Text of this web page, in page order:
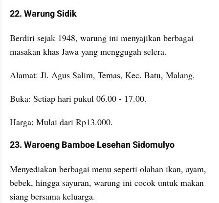
22. Warung Sidik
Berdiri sejak 1948, warung ini menyajikan berbagai
masakan khas Jawa yang menggugah selera.
Alamat: Jl. Agus Salim, Temas, Kec. Batu, Malang.
Buka: Setiap hari pukul 06.00 - 17.00.
Harga: Mulai dari Rp13.000.
23. Waroeng Bamboe Lesehan Sidomulyo
Menyediakan berbagai menu seperti olahan ikan, ayam,
bebek, hingga sayuran, warung ini cocok untuk makan
siang bersama keluarga.